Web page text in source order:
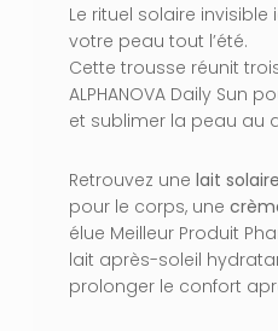
Le rituel solaire
votre peau tout l’été.
Cette trousse réunit
ALPHANOVA Daily Sun
et sublimer la peau au
Retrouvez une lait
pour le corps, une
élue Meilleur Produit
lait après-soleil
prolonger le confort